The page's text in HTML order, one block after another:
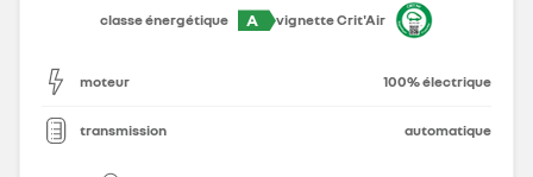
classe énergétique
A vignette Crit'Air
moteur 100% électrique
transmission automatique